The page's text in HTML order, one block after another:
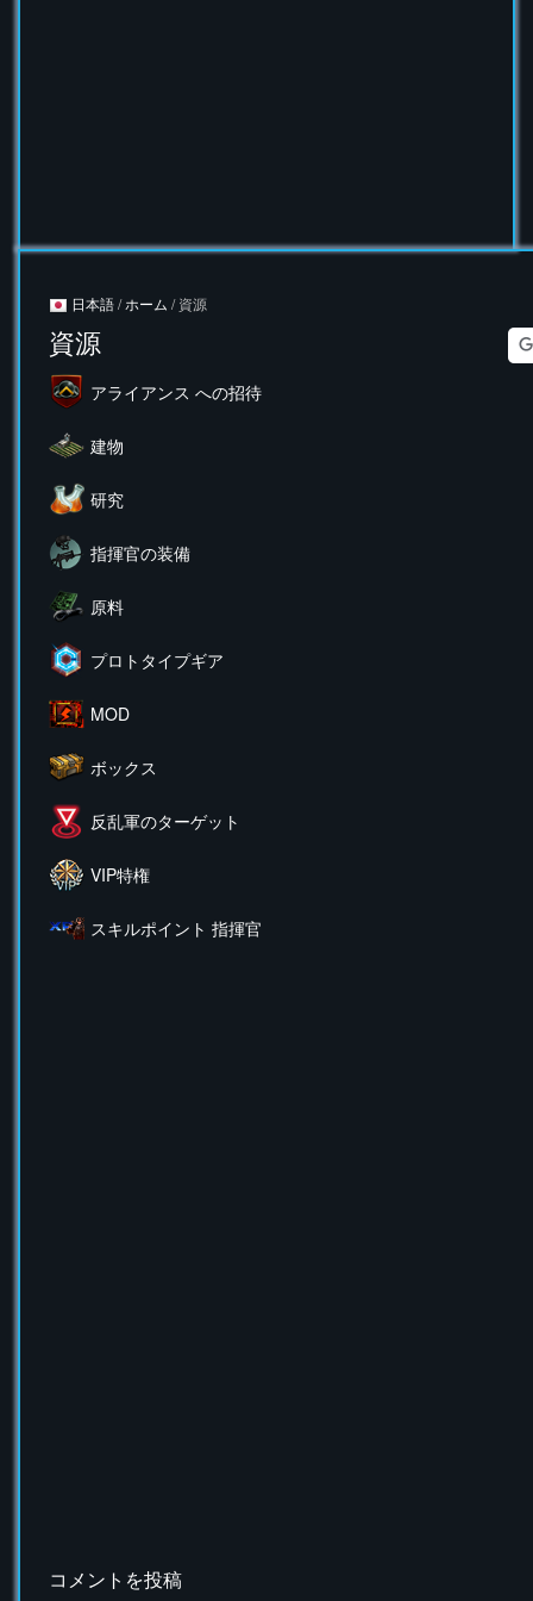
日本語/ホーム / 資源
資源
アライアンス への招待
建物
研究
指揮官の装備
原料
プロトタイプギア
MOD
ボックス
反乱軍のターゲット
VIP特権
スキルポイント 指揮官
コメントを投稿